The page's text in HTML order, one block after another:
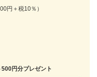
円＋税10％）
円分プレゼント